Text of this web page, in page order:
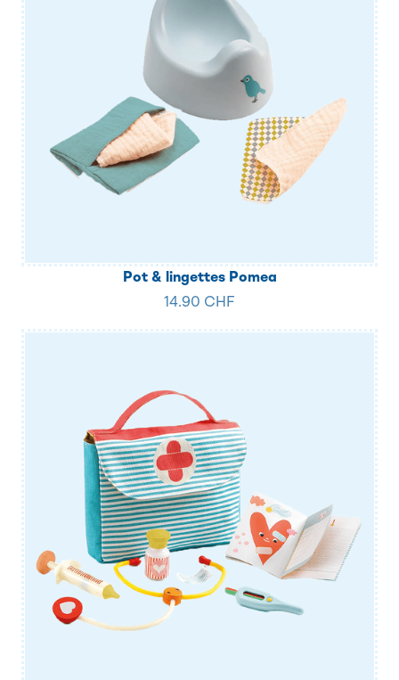
Pot & lingettes Pomea
14.90 CHF